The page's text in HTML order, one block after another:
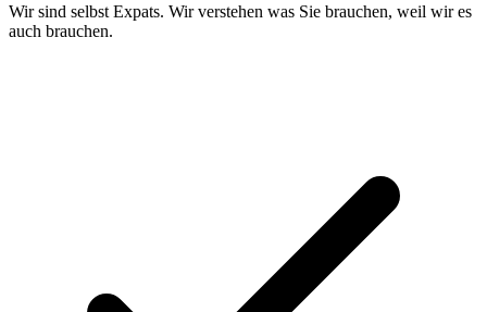
Wir sind selbst Expats. Wir verstehen was Sie brauchen, weil wir es
auch brauchen.